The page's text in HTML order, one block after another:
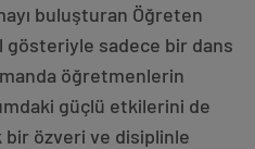
buluşturan Öğreten
gösteriyle sadece bir dans
öğretmenlerin
güçlü etkilerini de
özveri ve disiplinle